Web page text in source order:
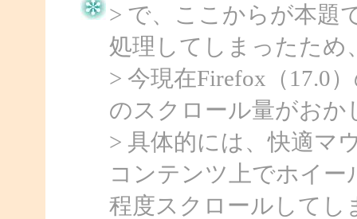
> で、ここからが本題
処理してしまったため
> 今現在Firefox（17.0
のスクロール量がおか
> 具体的には、快適マ
コンテンツ上でホイ
程度スクロールしてし